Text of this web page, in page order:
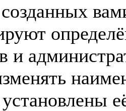
созданных
и